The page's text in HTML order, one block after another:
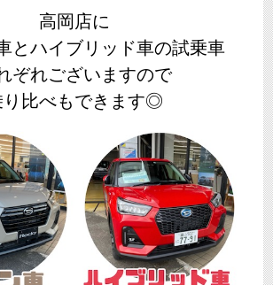
高岡店に
とハイブリッド車の試乗車
ぞれございますので
り比べもできます◎